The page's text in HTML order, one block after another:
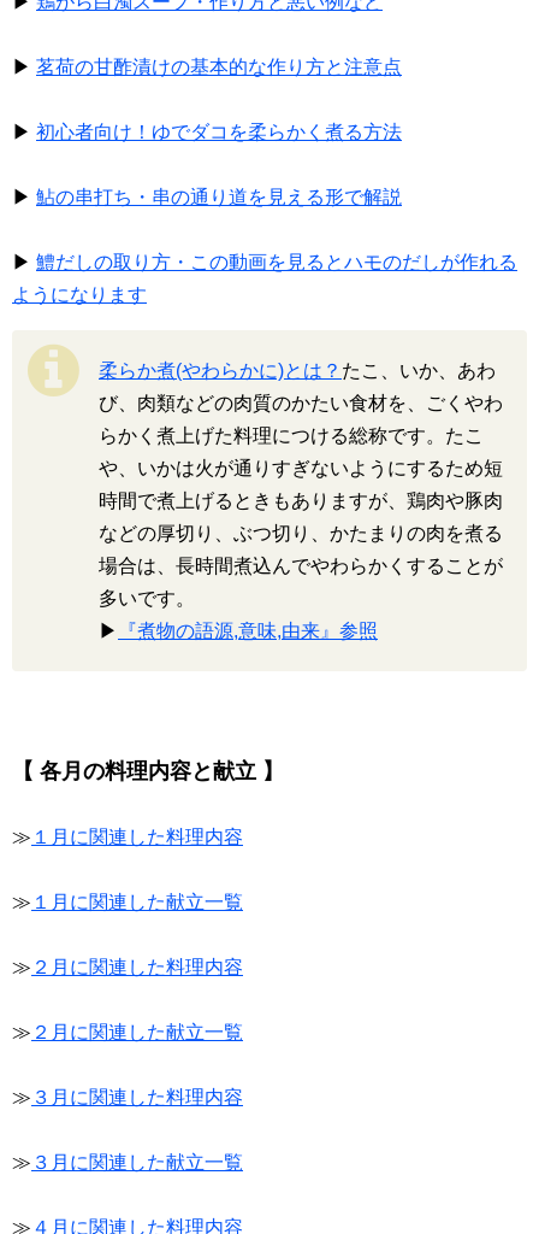
▶ 茗荷の甘酢漬けの基本的な作り方と注意点
▶ 初心者向け！ゆでダコを柔らかく煮る方法
▶ 鮎の串打ち・串の通り道を見える形で解説
▶ 鱧だしの取り方・この動画を見るとハモのだしが作れる
ようになります
柔らか煮(やわらかに)とは？ たこ、いか、あわ
び、肉類などの肉質のかたい食材を、ごくやわ
らかく煮上げた料理につける総称です。たこ
や、いかは火が通りすぎないようにするため短
時間で煮上げるときもありますが、鶏肉や豚肉
などの厚切り、ぶつ切り、かたまりの肉を煮る
場合は、長時間煮込んでやわらかくすることが
多いです。
▶
『煮物の語源,意味,由来』参照
【 各月の料理内容と献立 】
≫ １月に関連した料理内容
≫ １月に関連した献立一覧
≫ ２月に関連した料理内容
≫ ２月に関連した献立一覧
≫ ３月に関連した料理内容
≫ ３月に関連した献立一覧
≫ ４月に関連した料理内容